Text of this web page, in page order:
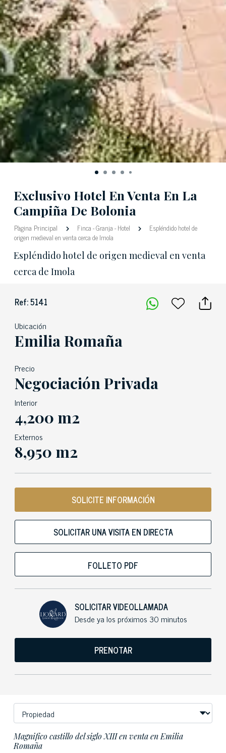
Exclusivo Hotel En Venta En La
Campiña De Bolonia
Pàgina Principal Finca-Granja-Hotel
Espléndido hotel de
origen medieval en venta cerca de Imola
Espléndido hotel de origen medieval en venta
cerca de Imola
Ref: 5141
Ubicación
Emilia Romaña
Precio
Negociación Privada
Interior
4,200 m2
Externos
8,950 m2
SOLICITE INFORMACIÓN
SOLICITAR UNA VISITA EN DIRECTA
FOLLETO PDF
SOLICITAR VIDEOLLAMADA
Desde ya los próximos 30 minutos
PRENOTAR
Magnifico castillo del siglo XIII en venta en Emilia
Romaña